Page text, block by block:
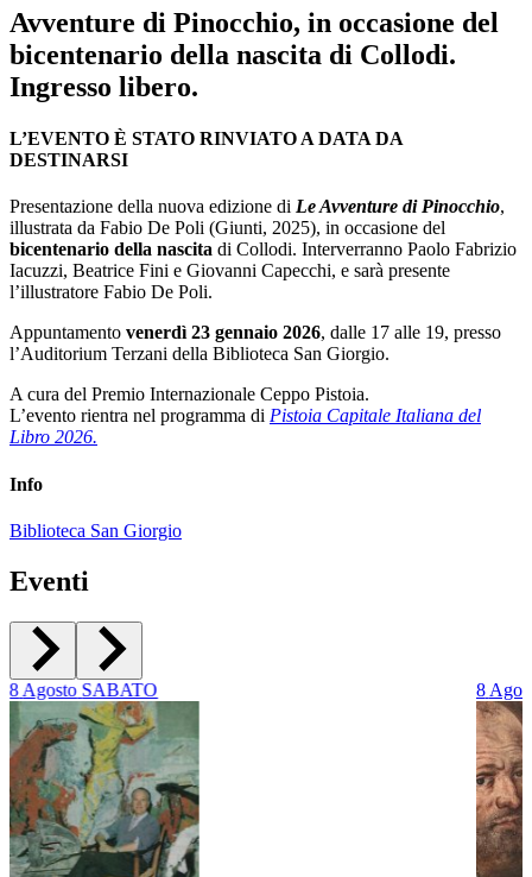
Avventure di Pinocchio, in occasione del
bicentenario della nascita di Collodi.
Ingresso libero.
L’EVENTO È STATO RINVIATO A DATA DA
DESTINARSI
Presentazione della nuova edizione di Le Avventure di Pinocchio,
illustrata da Fabio De Poli (Giunti, 2025), in occasione del
bicentenario della nascita di Collodi. Interverranno Paolo Fabrizio
Iacuzzi, Beatrice Fini e Giovanni Capecchi, e sarà presente
l’illustratore Fabio De Poli.
Appuntamento venerdì 23 gennaio 2026, dalle 17 alle 19, presso
l’Auditorium Terzani della Biblioteca San Giorgio.
A cura del Premio Internazionale Ceppo Pistoia.
L’evento rientra nel programma di Pistoia Capitale Italiana del
Libro 2026.
Info
Biblioteca San Giorgio
Eventi
8Agosto SABATO 8